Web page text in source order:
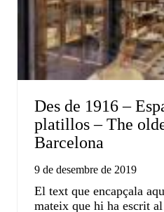
Des de 1916 –
platillos – The
Barcelona
9 de desembre de 2019
El text que encapçala
mateix que hi ha escrit